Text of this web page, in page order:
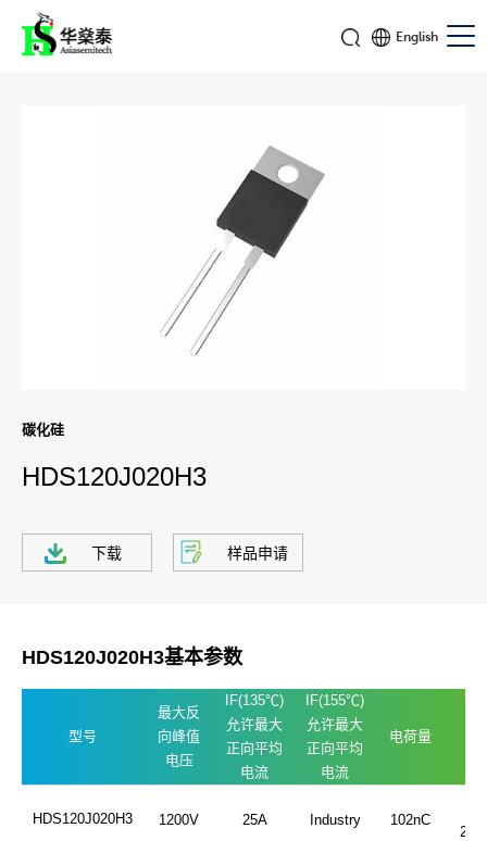
English
碳化硅
HDS120J020H3
下载 样品申请
HDS120J020H3基本参数
型号
最大反
向峰值
电压
IF(135℃)
允许最大
正向平均
电流
IF(155℃)
允许最大
正向平均
电流
电荷量
HDS120J020H3 1200V 25A Industry 102nC